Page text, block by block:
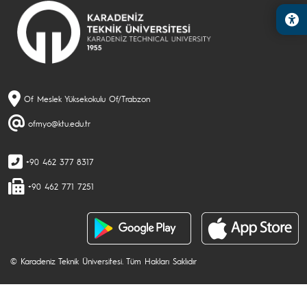
Of Meslek Yüksekokulu Of/Trabzon
ofmyo@ktu.edu.tr
+90 462 377 8317
+90 462 771 7251
© Karadeniz Teknik Üniversitesi. Tüm Hakları Saklıdır